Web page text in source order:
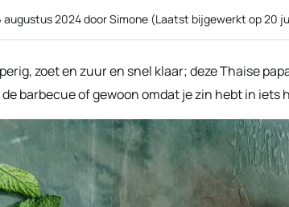
augustus 2024doorSimone (Laatst bijgewerkt op20
zoet en zuur en snel klaar; deze Thaise
barbecue of gewoon omdat je zin hebt in iets